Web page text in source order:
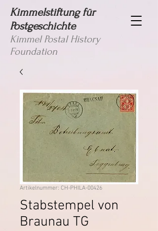
Kimmelstiftung für
Postgeschichte
Kimmel Postal History
Foundation
Artikelnummer: CH-PHILA-00426
Stabstempel von
Braunau TG